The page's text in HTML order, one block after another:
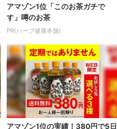
アマゾン1位「このお茶ガチで
す」噂のお茶
PR(ハーブ健康本舗)
アマゾン1位の実績！380円で5日